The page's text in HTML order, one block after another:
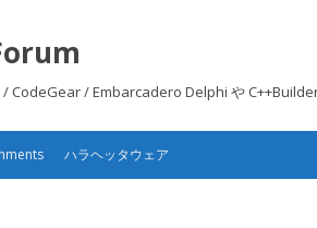
CodeGear / Embarcadero Delphi や
ハラヘッタウェア